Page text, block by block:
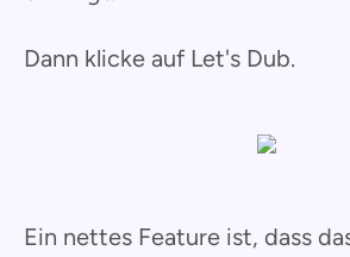
Dann klicke auf Let's Dub.
Ein nettes Feature ist, dass